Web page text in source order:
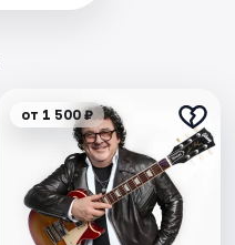
от 1 500 ₽